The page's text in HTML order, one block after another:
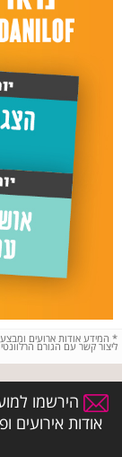
* המידע אודות ארועים
ליצור קשר עם הגורם
הירשמו